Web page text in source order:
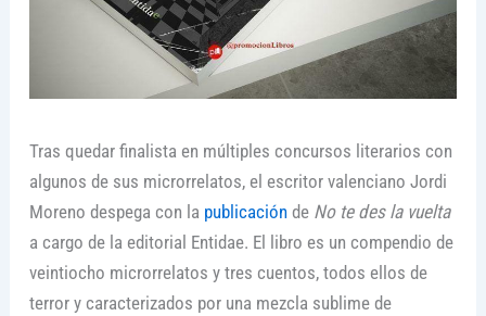
Tras quedar finalista en múltiples concursos literarios con
algunos de sus microrrelatos, el escritor valenciano Jordi
Moreno despega con la publicaciónde No te des la vuelta
a cargo de la editorial Entidae. El libro es un compendio de
veintiocho microrrelatos y tres cuentos, todos ellos de
terror y caracterizados por una mezcla sublime de